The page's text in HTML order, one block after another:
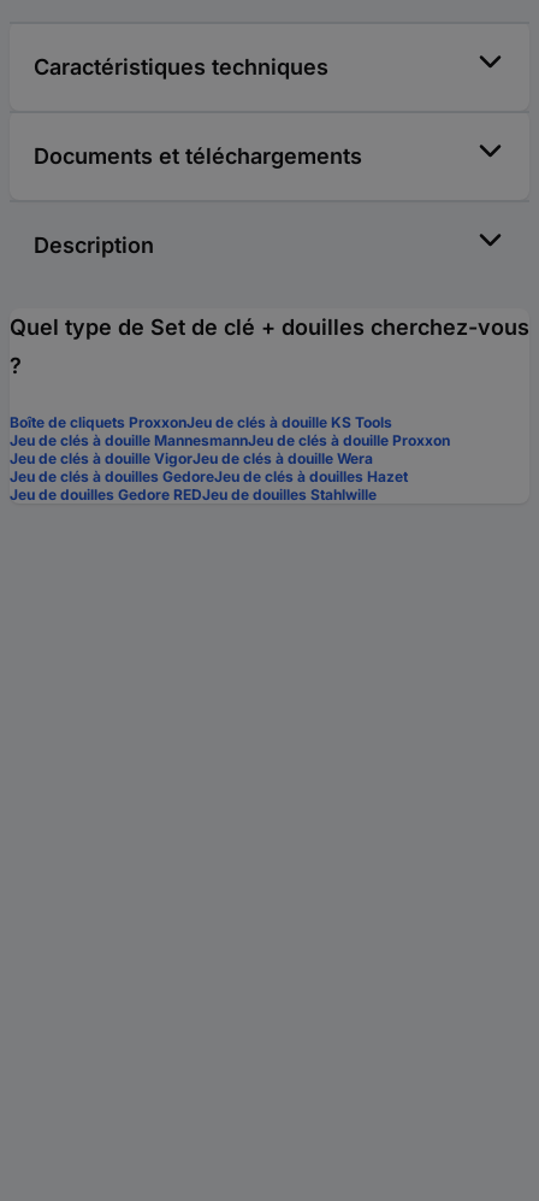
Caractéristiques techniques
Documents et téléchargements
Description
Quel type de Set de clé + douilles cherchez-vous
?
Boîte de cliquets ProxxonJeu de clés à douille KS Tools
Jeu de clés à douille MannesmannJeu de clés à douille Proxxon
Jeu de clés à douille VigorJeu de clés à douille Wera
Jeu de clés à douilles GedoreJeu de clés à douilles Hazet
Jeu de douilles Gedore REDJeu de douilles Stahlwille